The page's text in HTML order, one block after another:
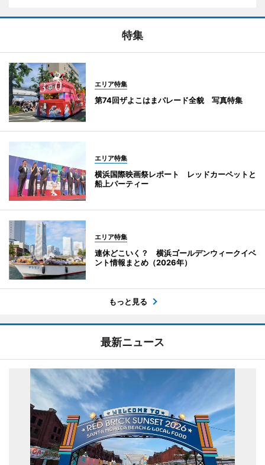
特集
エリア特集
第74回ザよこはまパレード全貌 写真特集
エリア特集
横浜国際映画祭レポート レッドカーペットと
船上パーティー
エリア特集
連休どこいく？ 横浜ゴールデンウィークイベ
ント情報まとめ（2026年）
もっと見る
最新ニュース